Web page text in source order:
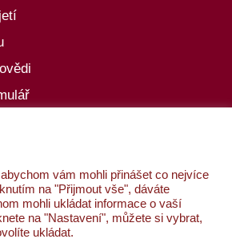
vám mohli přinášet co nejvíce
na "Přijmout vše", dáváte
mohli ukládat informace o vaší
na "Nastavení", můžete si vybrat,
ukládat.